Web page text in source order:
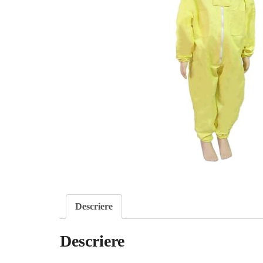
Descriere
Descriere